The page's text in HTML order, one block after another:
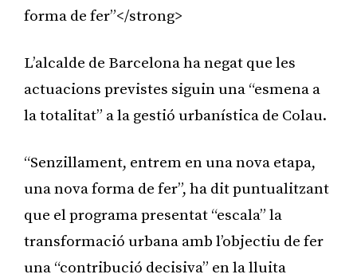
forma de fer”</strong>
L’alcalde de Barcelona ha negat que les
actuacions previstes siguin una “esmena a
la totalitat” a la gestió urbanística de Colau.
“Senzillament, entrem en una nova etapa,
una nova forma de fer”, ha dit puntualitzant
que el programa presentat “escala” la
transformació urbana amb l’objectiu de fer
una “contribució decisiva” en la lluita